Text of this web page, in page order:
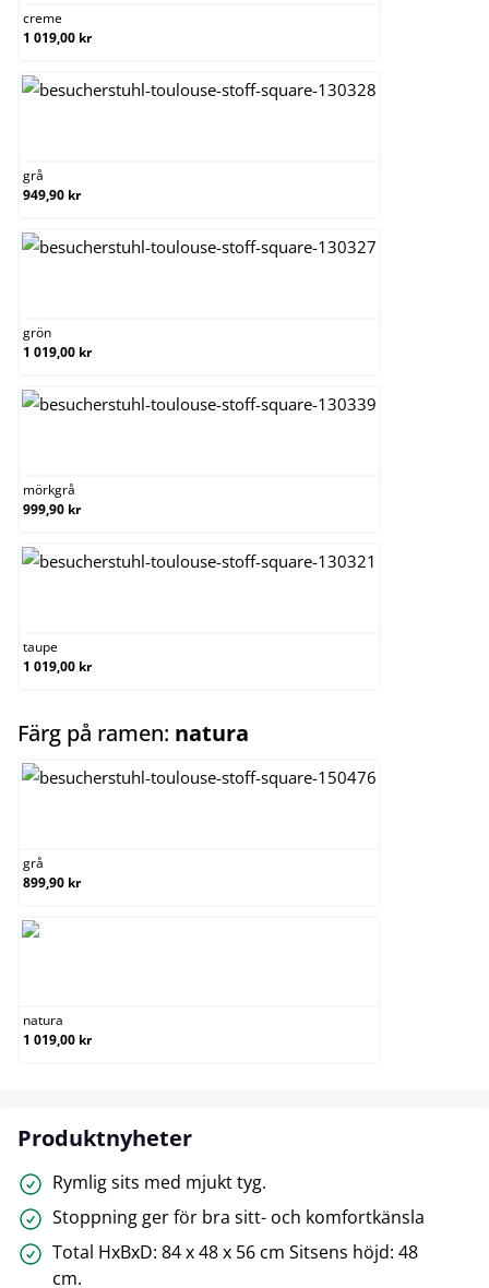
creme
1 019,00 kr
grå
949,90 kr
grön
1 019,00 kr
mörkgrå
999,90 kr
taupe
1 019,00 kr
Färg på ramen: natura
grå
899,90 kr
natura
1 019,00 kr
Produktnyheter
Rymlig sits med mjukt tyg.
Stoppning ger för bra sitt- och komfortkänsla
Total HxBxD: 84 x 48 x 56 cm Sitsens höjd: 48
cm.